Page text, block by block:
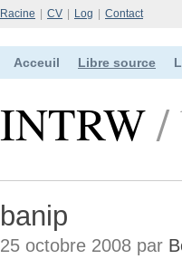
Racine CV Log Contact
Acceuil Libre source
INTRW/
banip
25 octobre 2008 par